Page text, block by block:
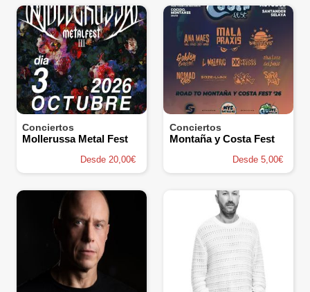
Conciertos
Mollerussa Metal Fest
Desde 20,00€
Conciertos
Montaña y Costa Fest
Desde 5,00€